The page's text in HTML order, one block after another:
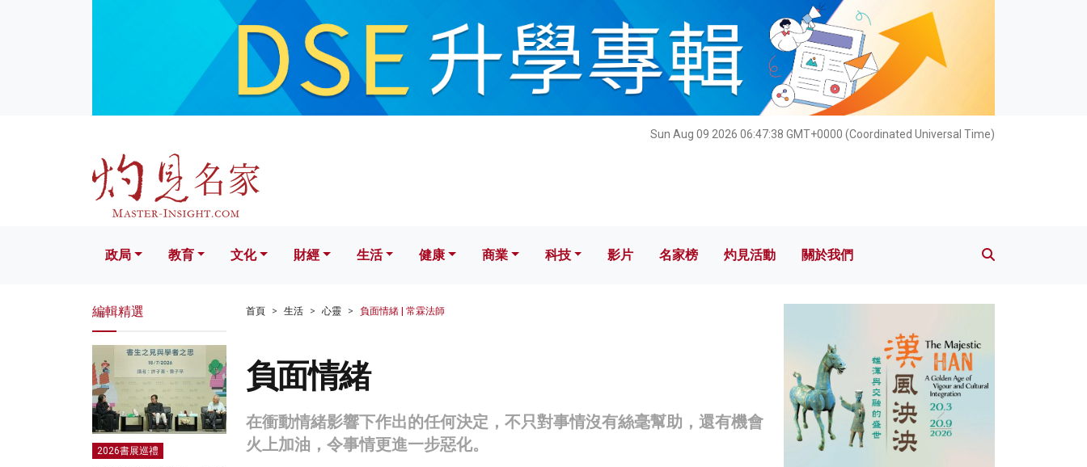
Sun Aug 09 2026 06:47:40 GMT+0000 (Coordinated Universal Time)
文化 財經 生活 健康 科技 影片 名家榜 灼見活動 關於我們
政局 教育 文化 財經 生活 健康 商業 科技 影片 名家榜 灼見活動 關於我們
首頁 生活 心靈 負面情緒 | 常霖法師
負面情緒
在衝動情緒影響下作出的任何決定，不只對事情沒有絲毫幫助，還有機會
火上加油，令事情更進一步惡化。
編輯精選
2026書展巡禮